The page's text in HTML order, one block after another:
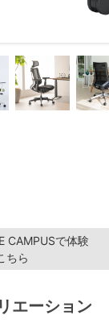
CAMPUSで体験
ちら
エーション